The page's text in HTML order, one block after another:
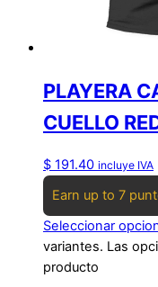
PLAYERA
CUELLO
$ 191.40 incluye IVA
Earn up to 7
Seleccionar
variantes. Las
producto